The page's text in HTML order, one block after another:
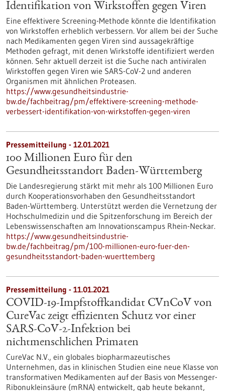
Identifikation von Wirkstoffen gegen Viren
Eine effektivere Screening-Methode könnte die Identifikation
von Wirkstoffen erheblich verbessern. Vor allem bei der Suche
nach Medikamenten gegen Viren sind aussagekräftige
Methoden gefragt, mit denen Wirkstoffe identifiziert werden
können. Sehr aktuell derzeit ist die Suche nach antiviralen
Wirkstoffen gegen Viren wie SARS-CoV-2 und anderen
Organismen mit ähnlichen Proteasen.
https://www.gesundheitsindustrie-
bw.de/fachbeitrag/pm/effektivere-screening-methode-
verbessert-identifikation-von-wirkstoffen-gegen-viren
Pressemitteilung - 12.01.2021
100 Millionen Euro für den
Gesundheitsstandort Baden-Württemberg
Die Landesregierung stärkt mit mehr als 100 Millionen Euro
durch Kooperationsvorhaben den Gesundheitsstandort
Baden-Württemberg. Unterstützt werden die Vernetzung der
Hochschulmedizin und die Spitzenforschung im Bereich der
Lebenswissenschaften am Innovationscampus Rhein-Neckar.
https://www.gesundheitsindustrie-
bw.de/fachbeitrag/pm/100-millionen-euro-fuer-den-
gesundheitsstandort-baden-wuerttemberg
Pressemitteilung - 11.01.2021
COVID-19-Impfstoffkandidat CVnCoV von
CureVac zeigt effizienten Schutz vor einer
SARS-CoV-2-Infektion bei
nichtmenschlichen Primaten
CureVac N.V., ein globales biopharmazeutisches
Unternehmen, das in klinischen Studien eine neue Klasse von
transformativen Medikamenten auf der Basis von Messenger-
Ribonukleinsäure (mRNA) entwickelt, gab heute bekannt,